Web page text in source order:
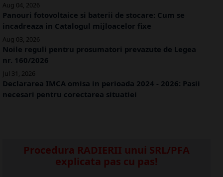
Aug 04, 2026
Panouri fotovoltaice si baterii de stocare: Cum se
incadreaza in Catalogul mijloacelor fixe
Aug 03, 2026
Noile reguli pentru prosumatori prevazute de Legea
nr. 160/2026
Jul 31, 2026
Declararea IMCA omisa in perioada 2024 - 2026: Pasii
necesari pentru corectarea situatiei
Procedura RADIERII unui SRL/PFA
explicata pas cu pas!